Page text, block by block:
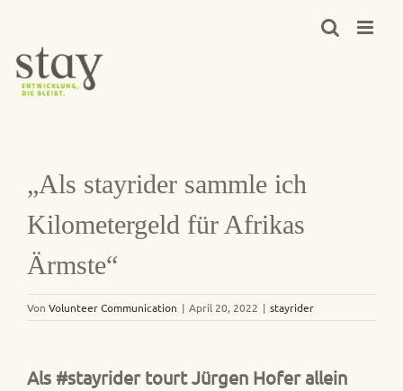
springen
„Als stayrider sammle ich
Kilometergeld für Afrikas
Ärmste“
Von Volunteer Communication | April 20, 2022 | stayrider
Als #stayrider tourt Jürgen Hofer allein